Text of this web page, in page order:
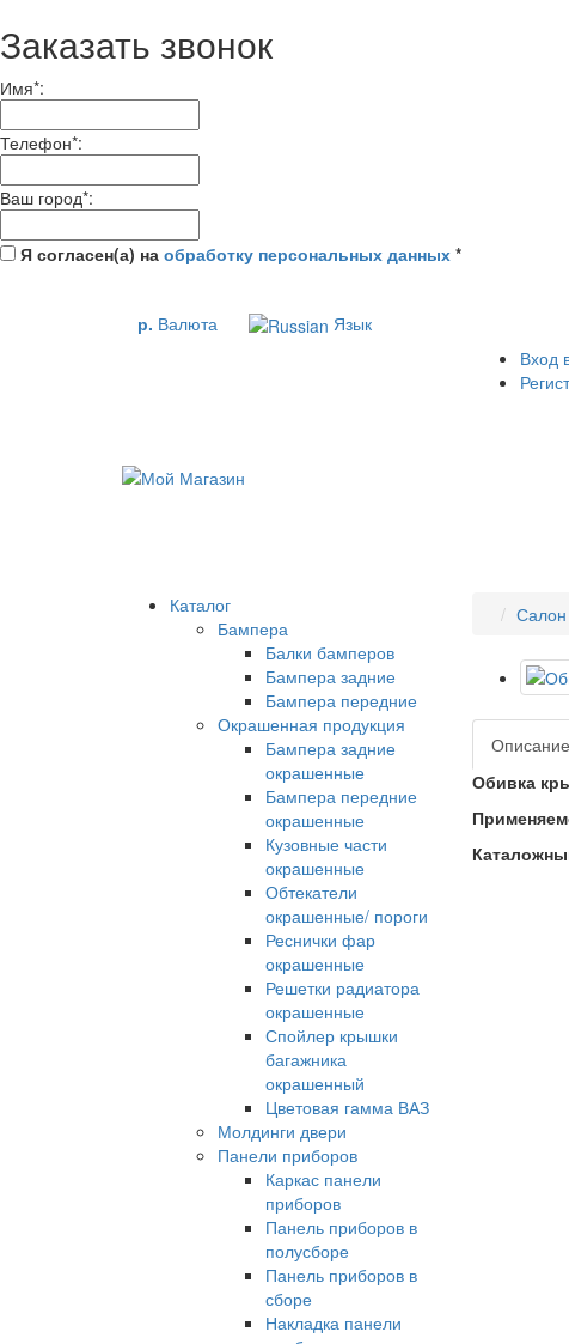
Заказать звонок
Имя*:
Телефон*:
Ваш город*:
Я согласен(а) на обработку персональных данных *
р. Валюта Язык
Вход
Каталог
Бампера
Балки бамперов
Бампера задние
Бампера передние
Окрашенная продукция
Бампера задние
окрашенные
Бампера передние
окрашенные
Кузовные части
окрашенные
Обтекатели
окрашенные/ пороги
Реснички фар
окрашенные
Решетки радиатора
окрашенные
Спойлер крышки
багажника
окрашенный
Цветовая гамма ВАЗ
Молдинги двери
Панели приборов
Каркас панели
приборов
Панель приборов в
полусборе
Панель приборов в
сборе
Накладка панели
Салон
Описание
Обивка